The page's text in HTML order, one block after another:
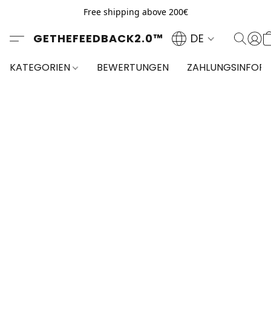
Free shipping above 200€
GETHEFEEDBACK2.0™ DE
KATEGORIEN BEWERTUNGEN